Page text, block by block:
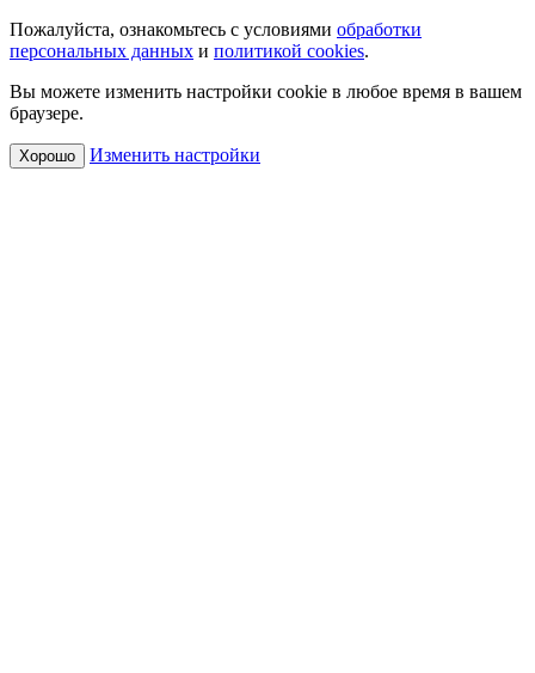
Пожалуйста, ознакомьтесь с условиями обработки
персональных данных и политикой cookies.
Вы можете изменить настройки cookie в любое время в вашем
браузере.
Хорошо Изменить настройки